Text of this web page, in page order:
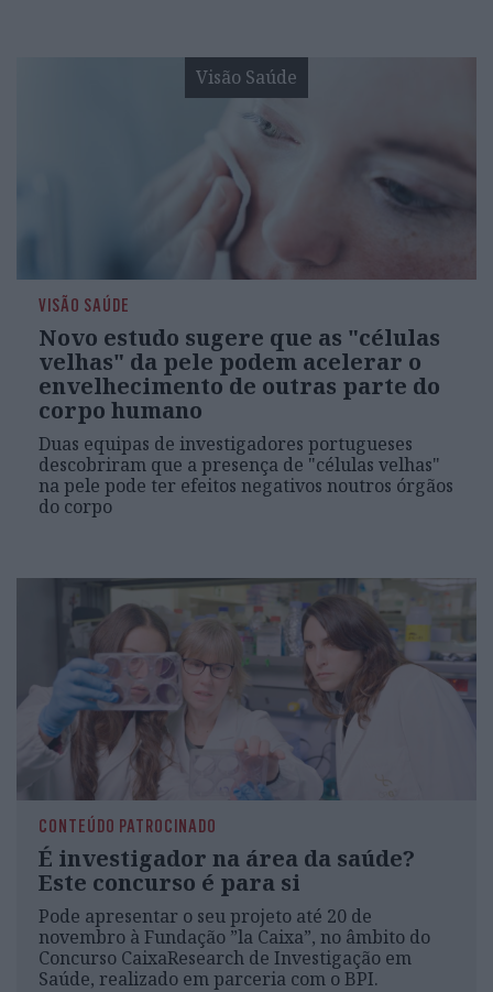
Visão Saúde
VISÃO SAÚDE
Novo estudo sugere que as "células
velhas" da pele podem acelerar o
envelhecimento de outras parte do
corpo humano
Duas equipas de investigadores portugueses
descobriram que a presença de "células velhas"
na pele pode ter efeitos negativos noutros órgãos
do corpo
CONTEÚDO PATROCINADO
É investigador na área da saúde?
Este concurso é para si
Pode apresentar o seu projeto até 20 de
novembro à Fundação ”la Caixa”, no âmbito do
Concurso CaixaResearch de Investigação em
Saúde, realizado em parceria com o BPI.